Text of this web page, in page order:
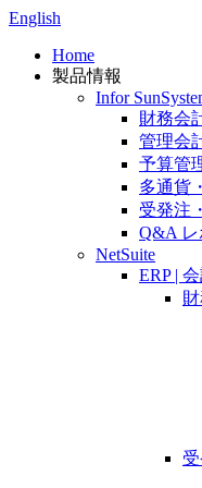
English
Home
製品情報
Infor
財務会
管理会
予算管
多通貨
受発注
Q&A
NetSuite
ERP |